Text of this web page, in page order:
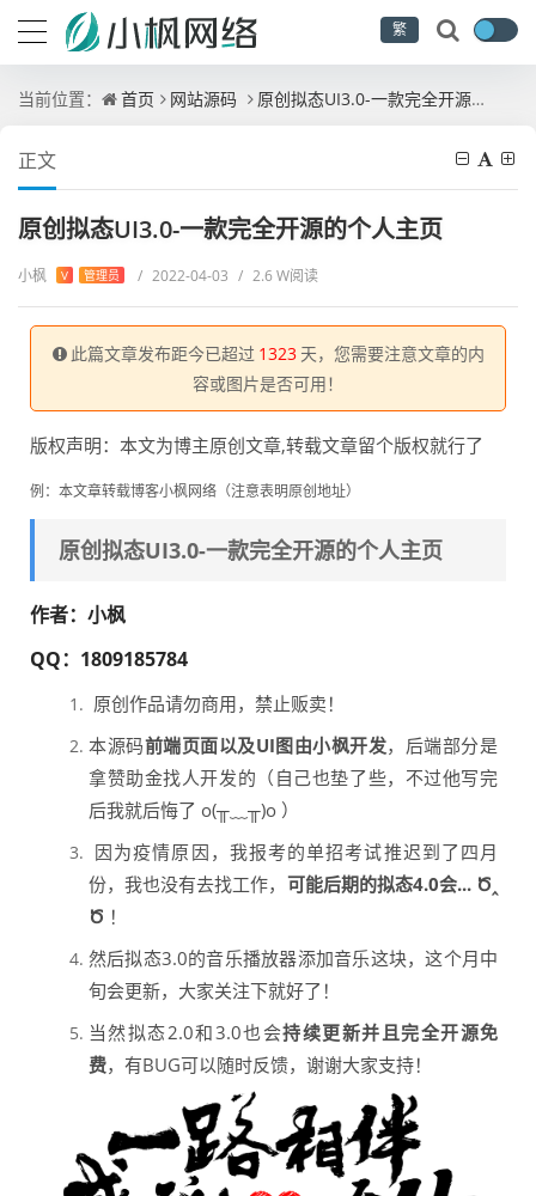
繁
当前位置： 首页 网站源码 原创拟态UI3.0-一款完全开源的个人主页
正文
原创拟态UI3.0-一款完全开源的个人主页
小枫 V 管理员 / 2022-04-03 / 2.6 W阅读
此篇文章发布距今已超过 1323 天，您需要注意文章的内
容或图片是否可用！
版权声明：本文为博主原创文章,转载文章留个版权就行了
例：本文章转载博客小枫网络（注意表明原创地址）
原创拟态UI3.0-一款完全开源的个人主页
作者：小枫
QQ：1809185784
原创作品请勿商用，禁止贩卖！
本源码前端页面以及UI图由小枫开发，后端部分是
拿赞助金找人开发的（自己也垫了些，不过他写完
后我就后悔了 o(╥﹏╥)o ）
因为疫情原因，我报考的单招考试推迟到了四月
份，我也没有去找工作， 可能后期的拟态4.0会... Ծ‸
Ծ ！
然后拟态3.0的音乐播放器添加音乐这块，这个月中
旬会更新，大家关注下就好了！
当然拟态2.0和3.0也会持续更新并且完全开源免
费，有BUG可以随时反馈，谢谢大家支持！